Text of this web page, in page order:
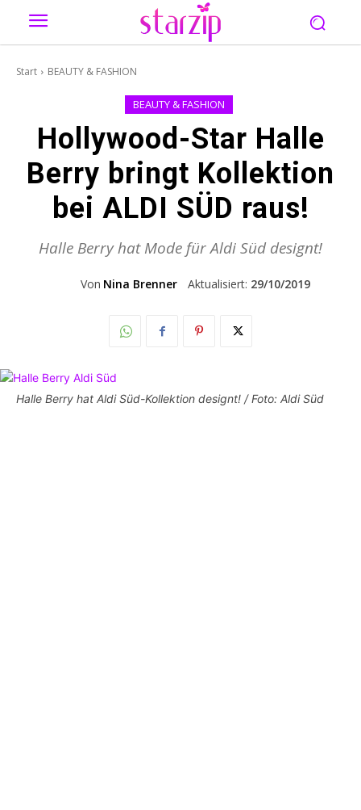
Start BEAUTY & FASHION
BEAUTY & FASHION
Hollywood-Star Halle
Berry bringt Kollektion
bei ALDI SÜD raus!
Halle Berry hat Mode für Aldi Süd designt!
Von Nina Brenner Aktualisiert: 29/10/2019
Halle Berry hat Aldi Süd-Kollektion designt! / Foto: Aldi Süd